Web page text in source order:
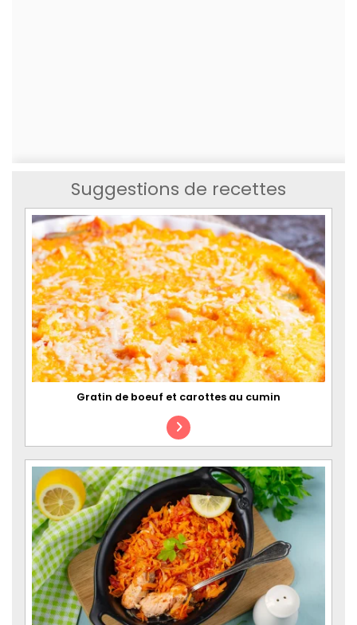
Suggestions de recettes
Gratin de boeuf et carottes au cumin